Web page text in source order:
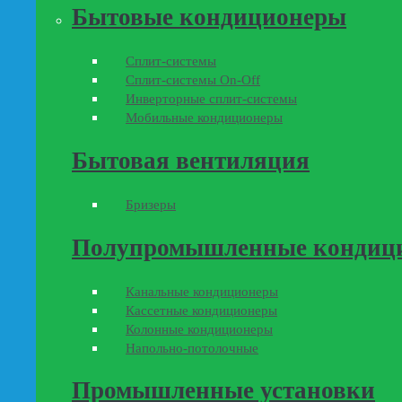
Бытовые кондиционеры
Сплит-системы
Сплит-системы On-Off
Инверторные сплит-системы
Мобильные кондиционеры
Бытовая вентиляция
Бризеры
Полупромышленные
Канальные кондиционеры
Кассетные кондиционеры
Колонные кондиционеры
Напольно-потолочные
Промышленные установки